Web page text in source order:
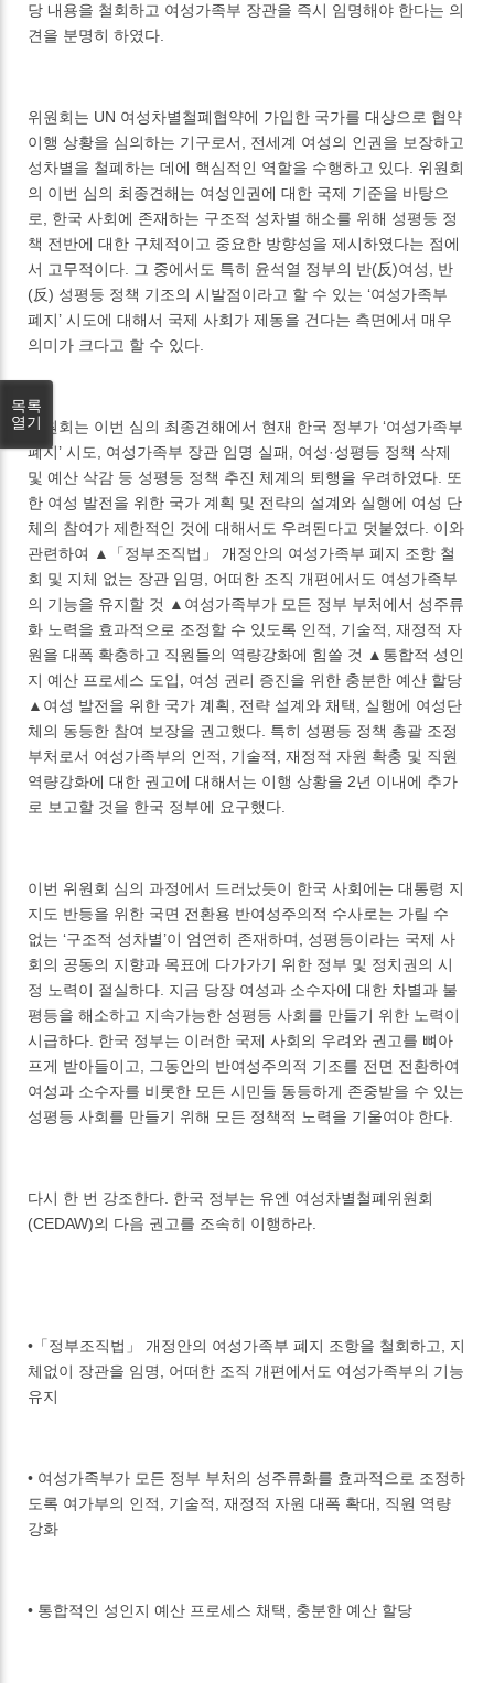
당 내용을 철회하고 여성가족부 장관을 즉시 임명해야 한다는 의
견을 분명히 하였다.
위원회는 UN 여성차별철폐협약에 가입한 국가를 대상으로 협약
이행 상황을 심의하는 기구로서, 전세계 여성의 인권을 보장하고
성차별을 철폐하는 데에 핵심적인 역할을 수행하고 있다. 위원회
의 이번 심의 최종견해는 여성인권에 대한 국제 기준을 바탕으
로, 한국 사회에 존재하는 구조적 성차별 해소를 위해 성평등 정
책 전반에 대한 구체적이고 중요한 방향성을 제시하였다는 점에
서 고무적이다. 그 중에서도 특히 윤석열 정부의 반(反)여성, 반
(反) 성평등 정책 기조의 시발점이라고 할 수 있는 ‘여성가족부
폐지’ 시도에 대해서 국제 사회가 제동을 건다는 측면에서 매우
의미가 크다고 할 수 있다.
위원회는 이번 심의 최종견해에서 현재 한국 정부가 ‘여성가족부
폐지’ 시도, 여성가족부 장관 임명 실패, 여성·성평등 정책 삭제
및 예산 삭감 등 성평등 정책 추진 체계의 퇴행을 우려하였다. 또
한 여성 발전을 위한 국가 계획 및 전략의 설계와 실행에 여성 단
체의 참여가 제한적인 것에 대해서도 우려된다고 덧붙였다. 이와
관련하여 ▲「정부조직법」 개정안의 여성가족부 폐지 조항 철
회 및 지체 없는 장관 임명, 어떠한 조직 개편에서도 여성가족부
의 기능을 유지할 것 ▲여성가족부가 모든 정부 부처에서 성주류
화 노력을 효과적으로 조정할 수 있도록 인적, 기술적, 재정적 자
원을 대폭 확충하고 직원들의 역량강화에 힘쓸 것 ▲통합적 성인
지 예산 프로세스 도입, 여성 권리 증진을 위한 충분한 예산 할당
▲여성 발전을 위한 국가 계획, 전략 설계와 채택, 실행에 여성단
체의 동등한 참여 보장을 권고했다. 특히 성평등 정책 총괄 조정
부처로서 여성가족부의 인적, 기술적, 재정적 자원 확충 및 직원
역량강화에 대한 권고에 대해서는 이행 상황을 2년 이내에 추가
로 보고할 것을 한국 정부에 요구했다.
이번 위원회 심의 과정에서 드러났듯이 한국 사회에는 대통령 지
지도 반등을 위한 국면 전환용 반여성주의적 수사로는 가릴 수
없는 ‘구조적 성차별’이 엄연히 존재하며, 성평등이라는 국제 사
회의 공동의 지향과 목표에 다가가기 위한 정부 및 정치권의 시
정 노력이 절실하다. 지금 당장 여성과 소수자에 대한 차별과 불
평등을 해소하고 지속가능한 성평등 사회를 만들기 위한 노력이
시급하다. 한국 정부는 이러한 국제 사회의 우려와 권고를 뼈아
프게 받아들이고, 그동안의 반여성주의적 기조를 전면 전환하여
여성과 소수자를 비롯한 모든 시민들 동등하게 존중받을 수 있는
성평등 사회를 만들기 위해 모든 정책적 노력을 기울여야 한다.
다시 한 번 강조한다. 한국 정부는 유엔 여성차별철폐위원회
(CEDAW)의 다음 권고를 조속히 이행하라.
•「정부조직법」 개정안의 여성가족부 폐지 조항을 철회하고, 지
체없이 장관을 임명, 어떠한 조직 개편에서도 여성가족부의 기능
유지
• 여성가족부가 모든 정부 부처의 성주류화를 효과적으로 조정하
도록 여가부의 인적, 기술적, 재정적 자원 대폭 확대, 직원 역량
강화
• 통합적인 성인지 예산 프로세스 채택, 충분한 예산 할당
목록
열기